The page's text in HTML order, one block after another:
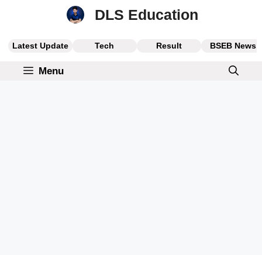
DLS Education
Latest Update Tech Result BSEB News
Menu